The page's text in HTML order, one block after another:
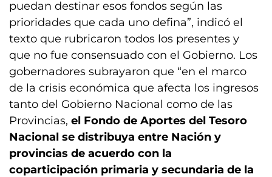
puedan destinar esos fondos según las
prioridades que cada uno defina”, indicó el
texto que rubricaron todos los presentes y
que no fue consensuado con el Gobierno. Los
gobernadores subrayaron que “en el marco
de la crisis económica que afecta los ingresos
tanto del Gobierno Nacional como de las
Provincias, el Fondo de Aportes del Tesoro
Nacional se distribuya entre Nación y
provincias de acuerdo con la
coparticipación primaria y secundaria de la